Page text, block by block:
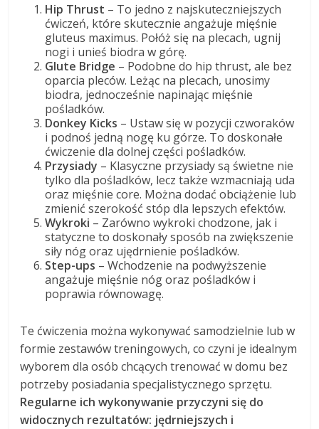
Hip Thrust – To jedno z najskuteczniejszych
ćwiczeń, które skutecznie angażuje mięśnie
gluteus maximus. Połóż się na plecach, ugnij
nogi i unieś biodra w górę.
Glute Bridge – Podobne do hip thrust, ale bez
oparcia pleców. Leżąc na plecach, unosimy
biodra, jednocześnie napinając mięśnie
pośladków.
Donkey Kicks – Ustaw się w pozycji czworaków
i podnoś jedną nogę ku górze. To doskonałe
ćwiczenie dla dolnej części pośladków.
Przysiady – Klasyczne przysiady są świetne nie
tylko dla pośladków, lecz także wzmacniają uda
oraz mięśnie core. Można dodać obciążenie lub
zmienić szerokość stóp dla lepszych efektów.
Wykroki – Zarówno wykroki chodzone, jak i
statyczne to doskonały sposób na zwiększenie
siły nóg oraz ujędrnienie pośladków.
Step-ups – Wchodzenie na podwyższenie
angażuje mięśnie nóg oraz pośladków i
poprawia równowagę.
Te ćwiczenia można wykonywać samodzielnie lub w
formie zestawów treningowych, co czyni je idealnym
wyborem dla osób chcących trenować w domu bez
potrzeby posiadania specjalistycznego sprzętu.
Regularne ich wykonywanie przyczyni się do
widocznych rezultatów: jędrniejszych i